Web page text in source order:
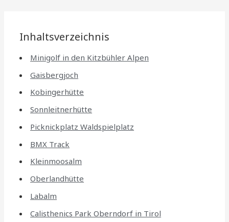
Inhaltsverzeichnis
Minigolf in den Kitzbühler Alpen
Gaisbergjoch
Kobingerhütte
Sonnleitnerhütte
Picknickplatz Waldspielplatz
BMX Track
Kleinmoosalm
Oberlandhütte
Labalm
Calisthenics Park Oberndorf in Tirol